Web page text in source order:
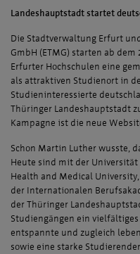
Landeshauptstadt startet
Die Stadtverwaltung Erfurt
GmbH (ETMG) starten ab
Erfurter Hochschulen eine
als attraktiven Studienort in
Studieninteressierte
Thüringer Landeshauptstadt
Kampagne ist die neue
Schon Martin Luther wusste,
Heute sind mit der
Health and Medical
der Internationalen
der Thüringer
Studiengängen ein
entspannte und zugleich
sowie eine starke